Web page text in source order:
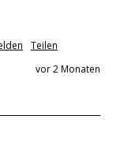
Teilen
vor 2 Monaten